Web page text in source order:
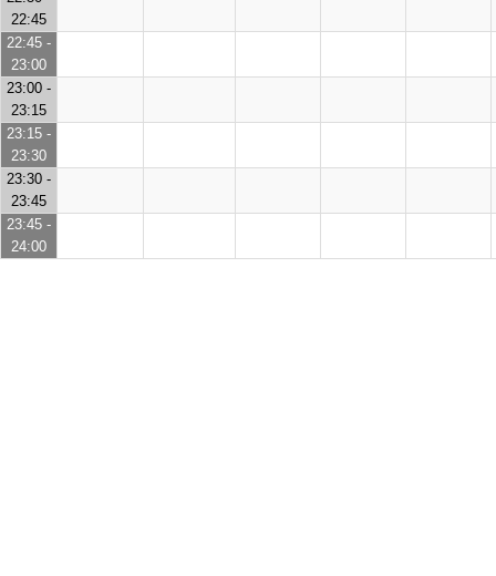
22:45
22:45 -
23:00
23:00 -
23:15
23:15 -
23:30
23:30 -
23:45
23:45 -
24:00